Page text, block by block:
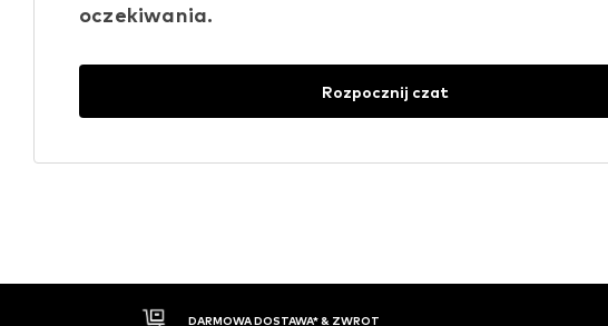
oczekiwania.
Rozpocznij czat
30 DNI NA ZWROT TOWARU